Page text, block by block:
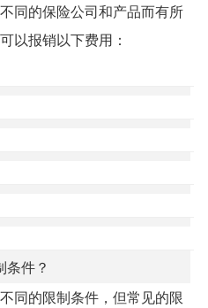
同的保险公司和产品而有所
以报销以下费用：
条件？
同的限制条件，但常见的限